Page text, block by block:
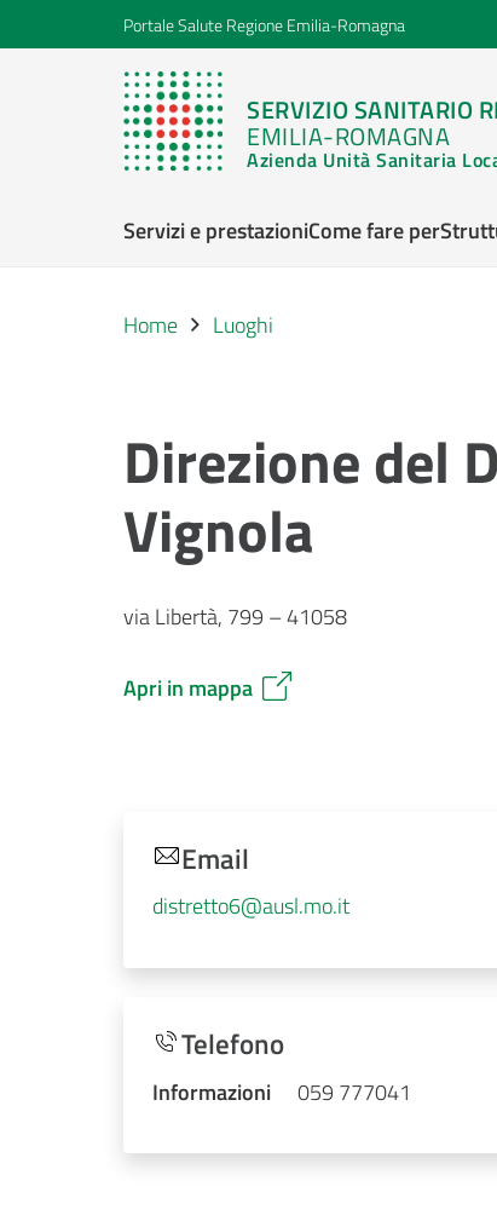
Portale Salute Regione Emilia-Romagna
SERVIZIO SANITARIO
EMILIA-ROMAGNA
Azienda Unità Sanitaria
Servizi e prestazioniCome fare per
Home Luoghi
Direzione del
Vignola
via Libertà, 799 – 41058
Apri in mappa
Email
distretto6@ausl.mo.it
Telefono
Informazioni 059 777041